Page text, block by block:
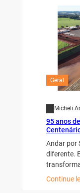
Geral
Micheli
95 anos
Andar por
diferente.
Continue